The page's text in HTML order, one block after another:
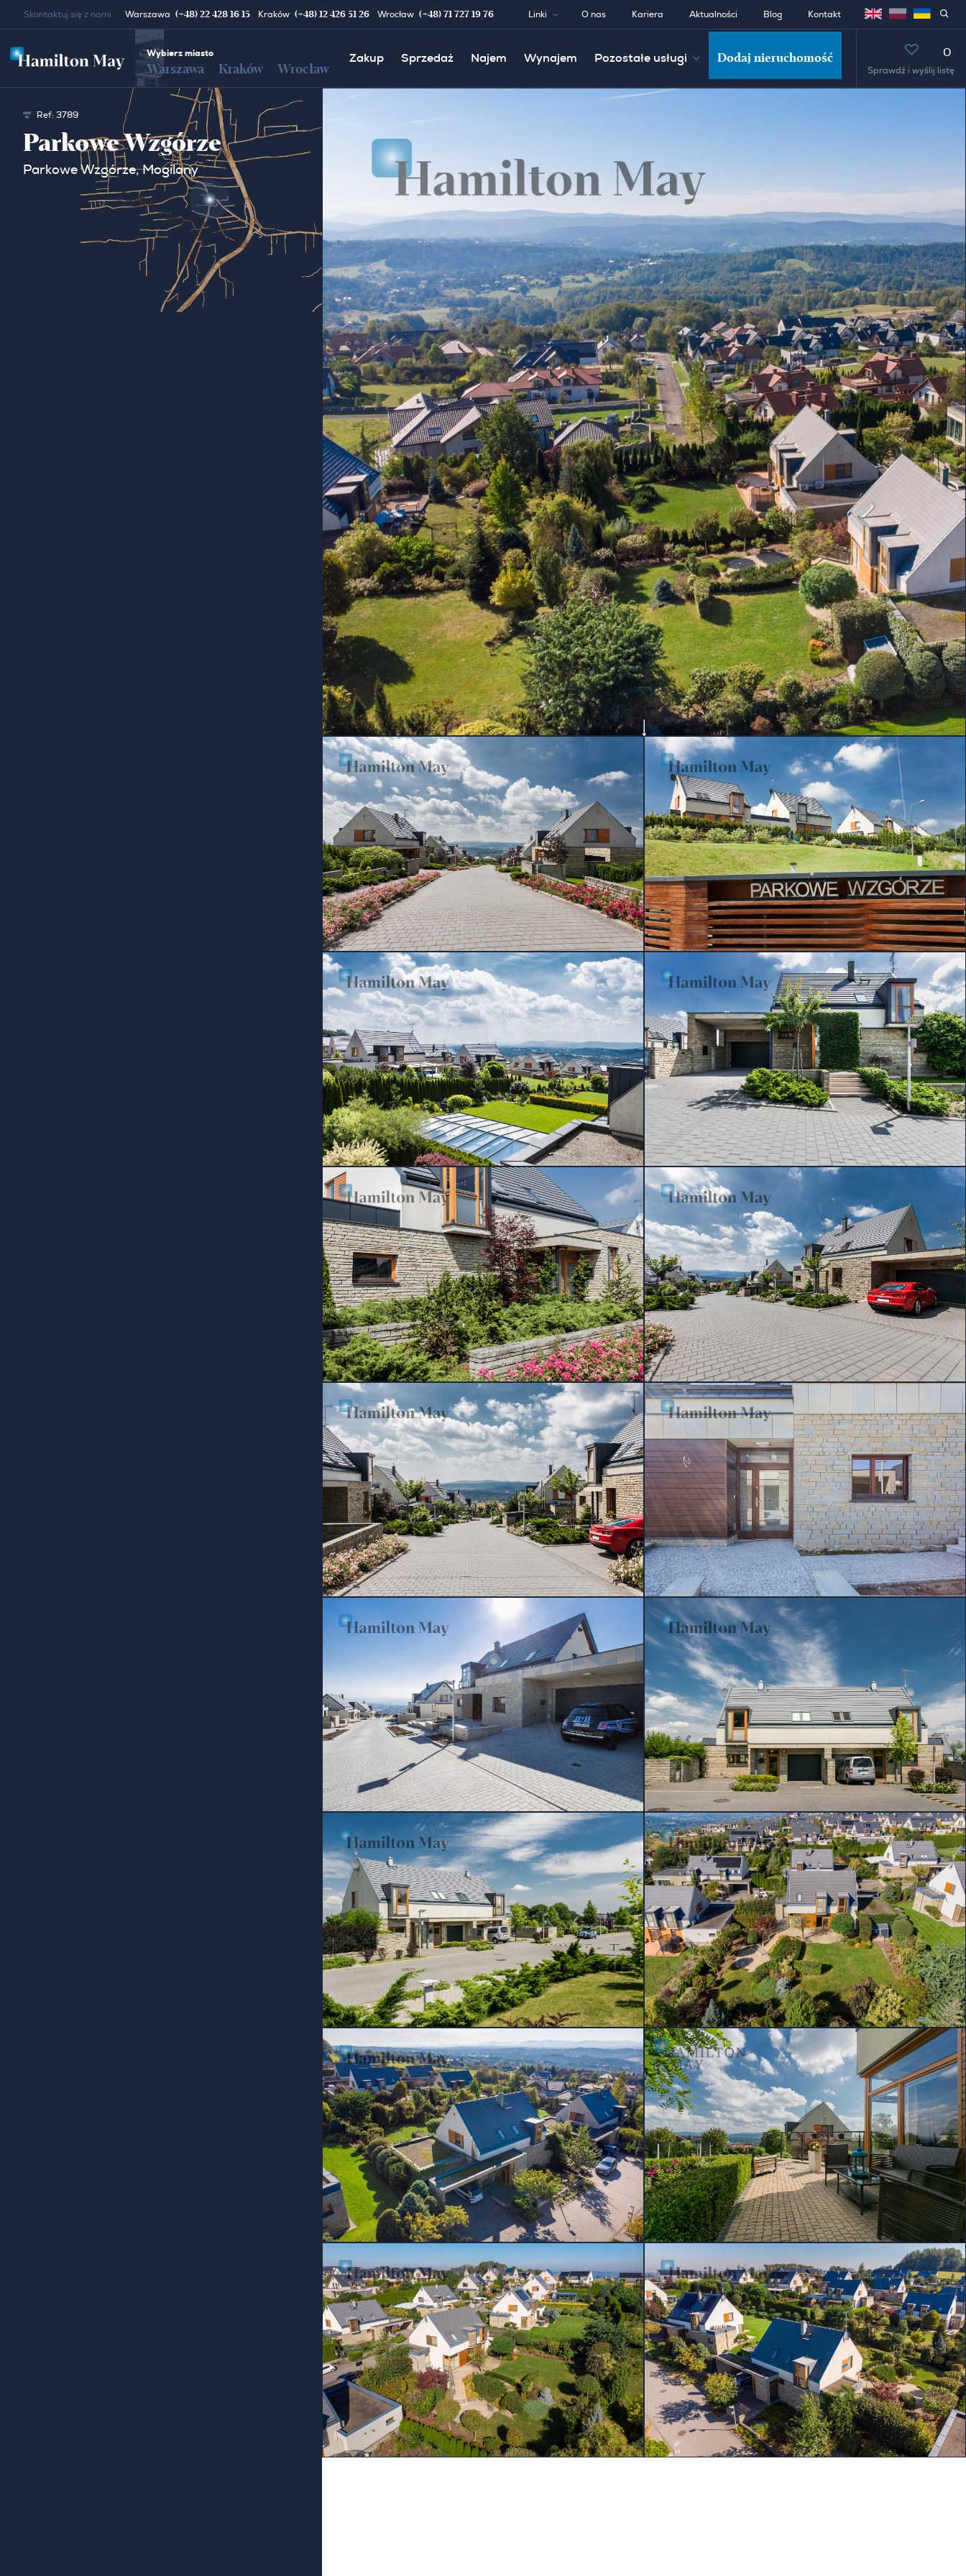
Skontaktuj się z nami Warszawa (+48) 22 428 16 15 Kraków (+48) 12 426 51 26 Wrocław (+48) 71 727 19 76 Linki O nas Kariera Aktualności Blog Kontakt
Wybierz miasto
Warszawa Kraków Wrocław
Zakup Sprzedaż Najem Wynajem Pozostałe usługi Dodaj nieruchomość 0
Sprawdź i wyślij listę
Ref: 3789
Parkowe Wzgórze
Parkowe Wzgórze, Mogilany